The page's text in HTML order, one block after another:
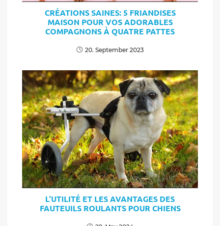
CRÉATIONS SAINES: 5 FRIANDISES
MAISON POUR VOS ADORABLES
COMPAGNONS À QUATRE PATTES
20. September 2023
L’UTILITÉ ET LES AVANTAGES DES
FAUTEUILS ROULANTS POUR CHIENS